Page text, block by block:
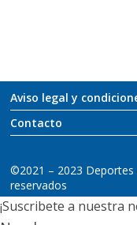
Aviso legal y
Contacto
©2021 – 2023 Deportes
reservados
¡Suscribete a nuestra